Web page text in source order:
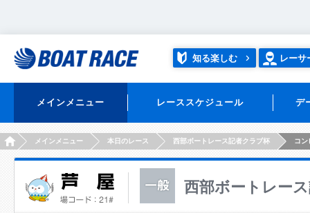
知る楽しむ レーサ
メインメニュー レーススケジュール デ
HOMEメインメニュー 本日のレース 西部ボートレース記者クラブ杯 コン
西部ボートレー